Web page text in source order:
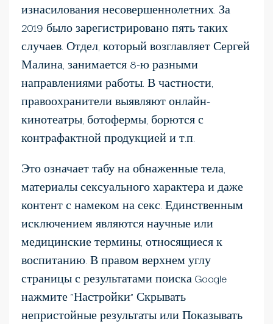
изнасилования несовершеннолетних. За
2019 было зарегистрировано пять таких
случаев. Отдел, который возглавляет Сергей
Малина, занимается 8-ю разными
направлениями работы. В частности,
правоохранители выявляют онлайн-
кинотеатры, ботофермы, борются с
контрафактной продукцией и т.п.
Это означает табу на обнаженные тела,
материалы сексуального характера и даже
контент с намеком на секс. Единственным
исключением являются научные или
медицинские термины, относящиеся к
воспитанию. В правом верхнем углу
страницы с результатами поиска Google
нажмите “Настройки” Скрывать
непристойные результаты или Показывать